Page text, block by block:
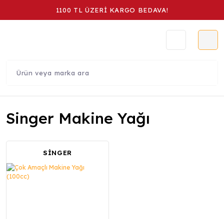
1100 TL ÜZERİ KARGO BEDAVA!
Singer Makine Yağı
SİNGER